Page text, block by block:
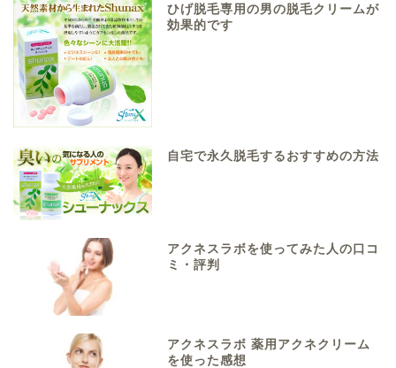
ひげ脱毛専用の男の脱毛クリームが
効果的です
自宅で永久脱毛するおすすめの方法
アクネスラボを使ってみた人の口コ
ミ・評判
アクネスラボ 薬用アクネクリーム
を使った感想